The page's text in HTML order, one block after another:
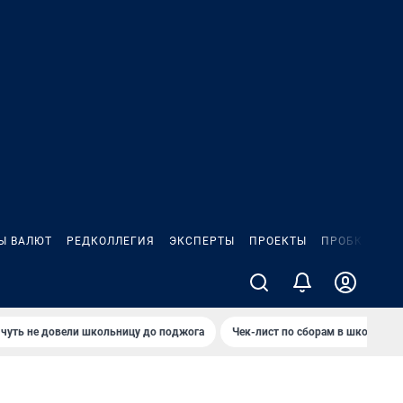
ВАЛЮТ РЕДКОЛЛЕГИЯ ЭКСПЕРТЫ ПРОЕКТЫ ПРОБКИ
не довели школьницу до поджога Чек-лист по сборам в школу в